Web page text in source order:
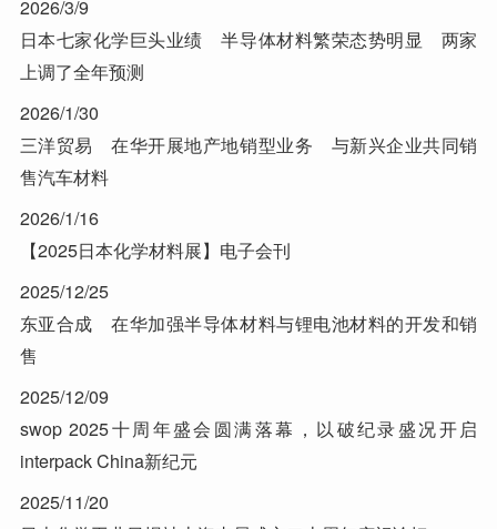
2026/3/9
日本七家化学巨头业绩 半导体材料繁荣态势明显 两家
上调了全年预测
2026/1/30
三洋贸易 在华开展地产地销型业务 与新兴企业共同销
售汽车材料
2026/1/16
【2025日本化学材料展】电子会刊
2025/12/25
东亚合成 在华加强半导体材料与锂电池材料的开发和销
售
2025/12/09
swop 2025十周年盛会圆满落幕，以破纪录盛况开启
interpack China新纪元
2025/11/20